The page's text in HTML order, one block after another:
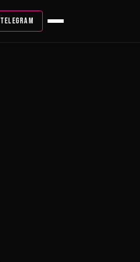
TELEGRAM